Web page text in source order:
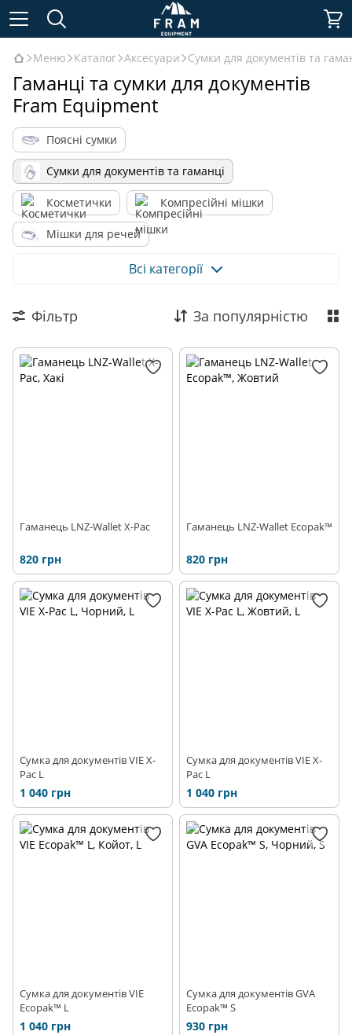
Меню Каталог Аксесуари Сумки для документів та
Гаманці та сумки для документів
Fram Equipment
Поясні сумки
Сумки для документів та гаманці
Косметички Компресійні мішки
Мішки для речей
Накидки на рюкзаки (15-100 л)
Всі категорії
Фільтр За популярністю
Гаманець LNZ-Wallet X-Pac
820 грн
Гаманець LNZ-Wallet Ecopak™
820 грн
Сумка для документів VIE X-
Pac L
1 040 грн
Сумка для документів VIE X-
Pac L
1 040 грн
Сумка для документів VIE
Ecopak™ L
1 040 грн
Сумка для документів GVA
Ecopak™ S
930 грн